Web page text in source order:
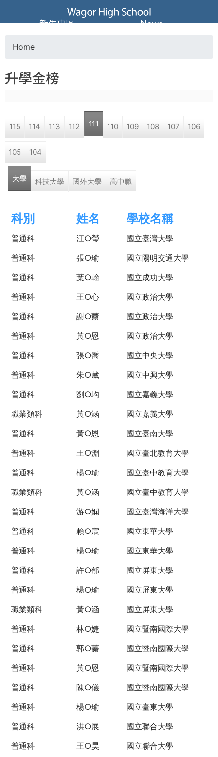
Jump to navigation
葳
格
高
學
格。
WAGOR
TODAY
THE
WORLD
PUTTING
YOU
ON
THE
GLOBAL
CITIZENSHIP
o
a
r
e
e
r
e
Home
升學金榜
115 114 113 112 111 110 109 108 107 106
105 104
大學 科技大學 國外大學 高中職
科別 姓名 學校名稱
普通科 江○瑩
國立臺灣大學
普通科
張○瑜
國立陽明交通大學
普通科
葉○翰
國立成功大學
普通科
王○心
國立政治大學
普通科
謝○薰
國立政治大學
普通科
黃○恩
國立政治大學
普通科
張○喬
國立中央大學
普通科
朱○葳
國立中興大學
普通科
劉○均
國立嘉義大學
職業類科
黃○涵
國立嘉義大學
普通科
黃○恩
國立臺南大學
普通科
王○淵
國立臺北教育大學
普通科
楊○瑜
國立臺中教育大學
職業類科
黃○涵
國立臺中教育大學
普通科
游○嫻
國立臺灣海洋大學
普通科
賴○宸
國立東華大學
普通科
楊○瑜
國立東華大學
普通科
許○郁
國立屏東大學
普通科
楊○瑜
國立屏東大學
職業類科
黃○涵
國立屏東大學
普通科
林○婕
國立暨南國際大學
普通科
郭○蓁
國立暨南國際大學
普通科
黃○恩
國立暨南國際大學
普通科
陳○儀
國立暨南國際大學
普通科
楊○瑜
國立臺東大學
普通科
洪○展
國立聯合大學
普通科
王○昊
國立聯合大學
新生專區 News